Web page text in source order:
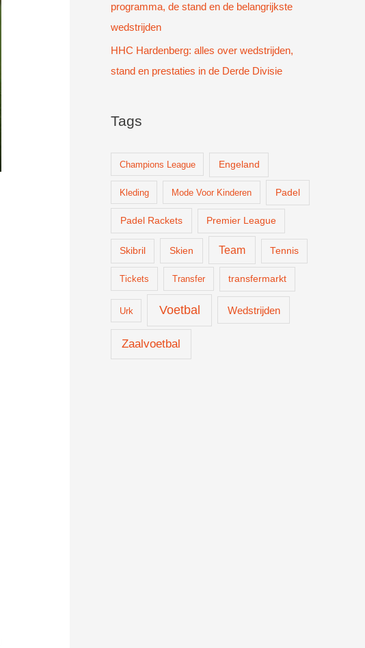
programma, de stand en de belangrijkste
wedstrijden
HHC Hardenberg: alles over wedstrijden,
stand en prestaties in de Derde Divisie
Tags
Champions League Engeland
Kleding Mode Voor Kinderen Padel
Padel Rackets Premier League
Skibril Skien Team Tennis
Tickets Transfer transfermarkt
Urk Voetbal Wedstrijden
Zaalvoetbal